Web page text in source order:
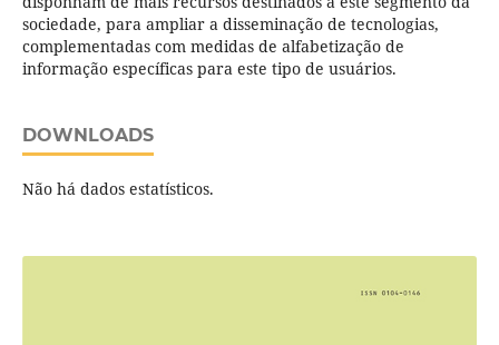
sociedade, para ampliar a disseminação de tecnologias,
complementadas com medidas de alfabetização de
informação específicas para este tipo de usuários.
DOWNLOADS
Não há dados estatísticos.